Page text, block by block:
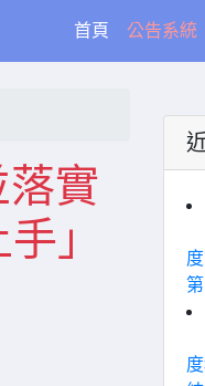
首頁(current)
公告系統
實
」